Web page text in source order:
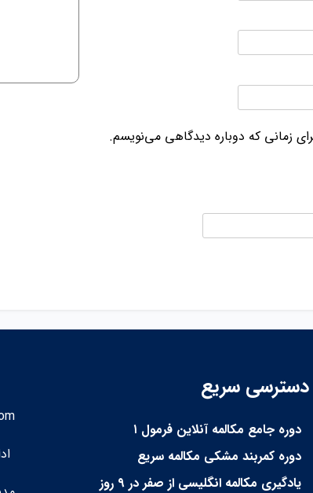
زمانی که دوباره دیدگاهی می‌نویسم.
دسترسی سریع
دوره جامع مکالمه آنلاین فرمول ۱
دوره کمربند مشکی مکالمه سریع
یادگیری مکالمه انگلیسی از صفر در ۹ روز